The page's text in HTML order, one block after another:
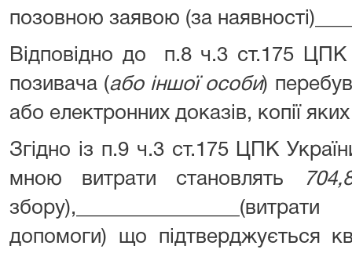
позовною заявою (за
Відповідно до п.8 ч.3 ст.175
позивача (або іншої особи)
або електронних доказів, копії
Згідно із п.9 ч.3 ст.175 ЦПК
мною витрати становлять
допомоги) що підтверджується